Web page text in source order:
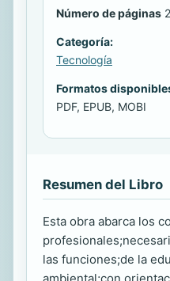
Número de páginas
Categoría:
Tecnología
Formatos
PDF, EPUB, MOBI
Resumen del Libro
Esta obra abarca los
las funciones;de la